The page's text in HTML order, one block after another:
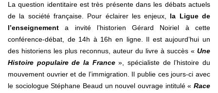
La question identitaire est très présente dans les débats actuels
de la société française. Pour éclairer les enjeux, la Ligue de
l’enseignement a invité l’historien Gérard Noiriel à cette
conférence-débat, de 14h à 16h en ligne. Il est aujourd’hui un
des historiens les plus reconnus, auteur du livre à succès « Une
Histoire populaire de la France», spécialiste de l’histoire du
mouvement ouvrier et de l’immigration. Il publie ces jours-ci avec
le sociologue Stéphane Beaud un nouvel ouvrage intitulé « Race